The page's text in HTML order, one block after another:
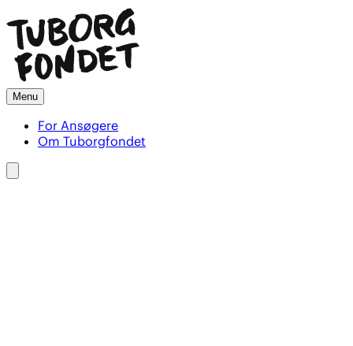
Menu
For Ansøgere
Om Tuborgfondet